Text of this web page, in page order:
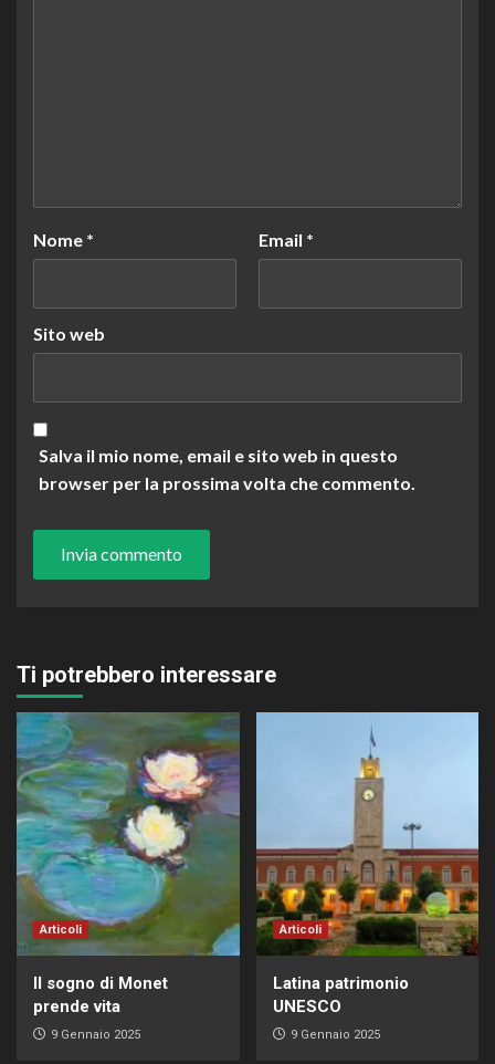
Nome * Email *
Sito web
Salva il mio nome, email e sito web in questo
browser per la prossima volta che commento.
Ti potrebbero interessare
Articoli
Il sogno di Monet
prende vita
9 Gennaio 2025
Articoli
Latina patrimonio
UNESCO
9 Gennaio 2025